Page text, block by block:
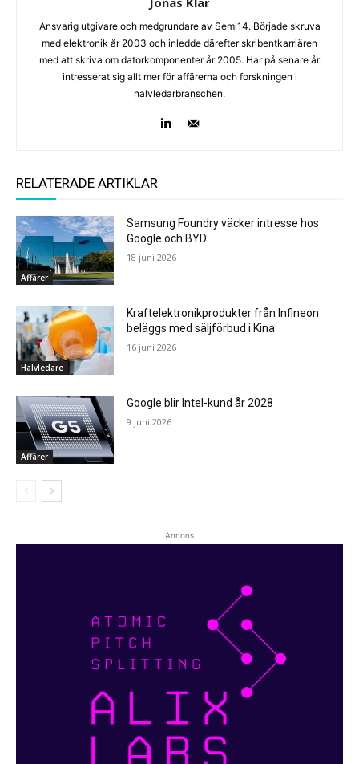
Ansvarig utgivare och medgrundare av Semi14. Började skruva
med elektronik år 2003 och inledde därefter skribentkarriären
med att skriva om datorkomponenter år 2005. Har på senare år
intresserat sig allt mer för affärerna och forskningen i
halvledarbranschen.
RELATERADE ARTIKLAR
Affärer
Samsung Foundry väcker intresse hos
Google och BYD
18 juni 2026
Halvledare
Kraftelektronikprodukter från Infineon
beläggs med säljförbud i Kina
16 juni 2026
Affärer
Google blir Intel-kund år 2028
9 juni 2026
Annons